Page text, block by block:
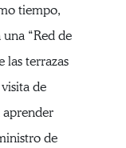
tiempo,
“Red de
las terrazas
de
aprender
de